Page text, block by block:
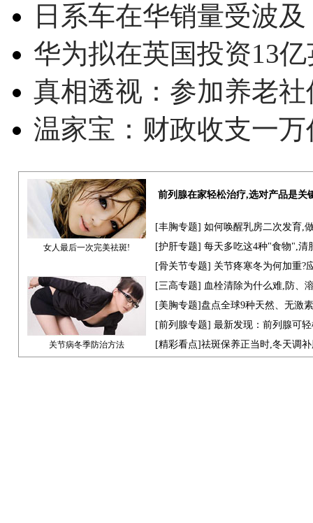
日系车在华销量受波
华为拟在英国投资13
真相透视：参加养老
温家宝：财政收支一
女人最后一次完美祛斑!
前列腺在家轻松治疗,选对产品是关
[丰胸专题] 如何唤醒乳房二次发育,
[护肝专题] 每天多吃这4种"食物",清
[骨关节专题] 关节疼寒冬为何加重?
关节病冬季防治方法
[三高专题] 血栓清除为什么难,防、
[美胸专题]盘点全球9种天然、无激
[前列腺专题] 最新发现：前列腺可
[精彩看点]祛斑保养正当时,冬天调